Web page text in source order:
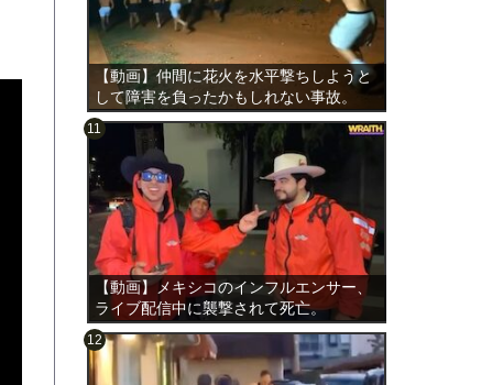
【動画】仲間に花火を水平撃ちしようと
して障害を負ったかもしれない事故。
【動画】メキシコのインフルエンサー、
ライブ配信中に襲撃されて死亡。